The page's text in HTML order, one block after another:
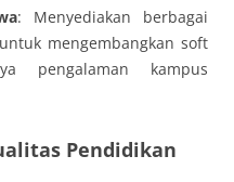
: Menyediakan berbagai
mengembangkan soft
pengalaman kampus
Pendidikan